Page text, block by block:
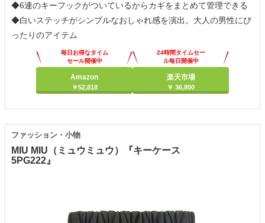
◆6連のキーフックがついているからカギをまとめて管理できる
◆白いステッチがシンプルなおしゃれ感を演出。大人の男性にぴ
ったりのアイテム
毎日お得なタイム
セール開催中
Amazon
￥52,818
24時間タイムセー
ル毎日開催中
楽天市場
￥ 36,800
MIU MIU（ミュウミュウ）『キーケース
5PG222』
ファッション・小物